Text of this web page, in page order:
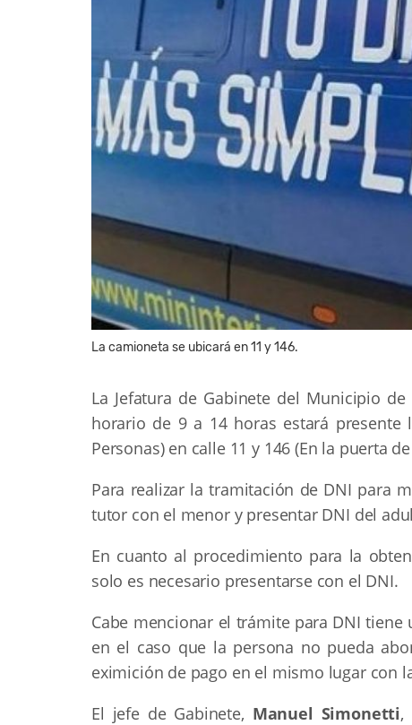
La camioneta se ubicará en 11 y 146.
La Jefatura de Gabinete del Municipio
horario de 9 a 14 horas estará presente
Personas) en calle 11 y 146 (En la puerta
Para realizar la tramitación de DNI para
tutor con el menor y presentar DNI del
En cuanto al procedimiento para la
solo es necesario presentarse con el DNI.
Cabe mencionar el trámite para DNI tiene
en el caso que la persona no pueda
eximición de pago en el mismo lugar con
El jefe de Gabinete, Manuel Simonetti,